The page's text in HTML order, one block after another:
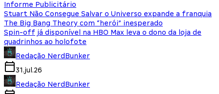
Informe Publicitário
Stuart Não Consegue Salvar o Universo expande a franquia
The Big Bang Theory com “herói” inesperado
Spin-off já disponível na HBO Max leva o dono da loja de
quadrinhos ao holofote
Redação NerdBunker
31.jul.26
Redação NerdBunker